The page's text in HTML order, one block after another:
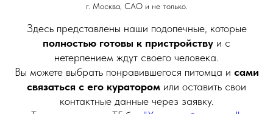
г. Москва, САО и не только.
Здесь представлены наши подопечные, которые
полностью готовы к пристройству и с
нетерпением ждут своего человека.
Вы можете выбрать понравившегося питомца и сами
связаться с его куратором или оставить свои
контактные данные через заявку.